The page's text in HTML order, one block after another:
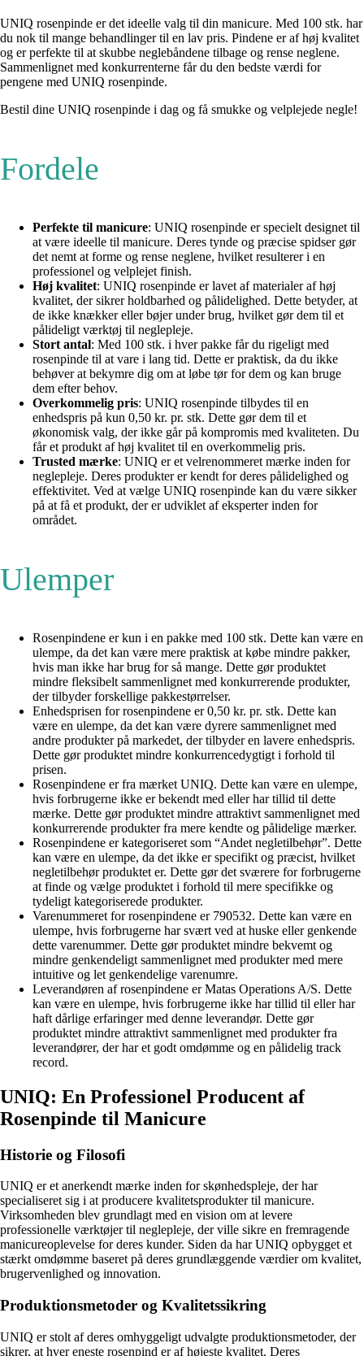
UNIQ rosenpinde er det ideelle valg til din manicure. Med 100 stk. har
du nok til mange behandlinger til en lav pris. Pindene er af høj kvalitet
og er perfekte til at skubbe neglebåndene tilbage og rense neglene.
Sammenlignet med konkurrenterne får du den bedste værdi for
pengene med UNIQ rosenpinde.
Bestil dine UNIQ rosenpinde i dag og få smukke og velplejede negle!
Fordele
Perfekte til manicure: UNIQ rosenpinde er specielt designet til
at være ideelle til manicure. Deres tynde og præcise spidser gør
det nemt at forme og rense neglene, hvilket resulterer i en
professionel og velplejet finish.
Høj kvalitet: UNIQ rosenpinde er lavet af materialer af høj
kvalitet, der sikrer holdbarhed og pålidelighed. Dette betyder, at
de ikke knækker eller bøjer under brug, hvilket gør dem til et
pålideligt værktøj til neglepleje.
Stort antal: Med 100 stk. i hver pakke får du rigeligt med
rosenpinde til at vare i lang tid. Dette er praktisk, da du ikke
behøver at bekymre dig om at løbe tør for dem og kan bruge
dem efter behov.
Overkommelig pris: UNIQ rosenpinde tilbydes til en
enhedspris på kun 0,50 kr. pr. stk. Dette gør dem til et
økonomisk valg, der ikke går på kompromis med kvaliteten. Du
får et produkt af høj kvalitet til en overkommelig pris.
Trusted mærke: UNIQ er et velrenommeret mærke inden for
neglepleje. Deres produkter er kendt for deres pålidelighed og
effektivitet. Ved at vælge UNIQ rosenpinde kan du være sikker
på at få et produkt, der er udviklet af eksperter inden for
området.
Ulemper
Rosenpindene er kun i en pakke med 100 stk. Dette kan være en
ulempe, da det kan være mere praktisk at købe mindre pakker,
hvis man ikke har brug for så mange. Dette gør produktet
mindre fleksibelt sammenlignet med konkurrerende produkter,
der tilbyder forskellige pakkestørrelser.
Enhedsprisen for rosenpindene er 0,50 kr. pr. stk. Dette kan
være en ulempe, da det kan være dyrere sammenlignet med
andre produkter på markedet, der tilbyder en lavere enhedspris.
Dette gør produktet mindre konkurrencedygtigt i forhold til
prisen.
Rosenpindene er fra mærket UNIQ. Dette kan være en ulempe,
hvis forbrugerne ikke er bekendt med eller har tillid til dette
mærke. Dette gør produktet mindre attraktivt sammenlignet med
konkurrerende produkter fra mere kendte og pålidelige mærker.
Rosenpindene er kategoriseret som “Andet negletilbehør”. Dette
kan være en ulempe, da det ikke er specifikt og præcist, hvilket
negletilbehør produktet er. Dette gør det sværere for forbrugerne
at finde og vælge produktet i forhold til mere specifikke og
tydeligt kategoriserede produkter.
Varenummeret for rosenpindene er 790532. Dette kan være en
ulempe, hvis forbrugerne har svært ved at huske eller genkende
dette varenummer. Dette gør produktet mindre bekvemt og
mindre genkendeligt sammenlignet med produkter med mere
intuitive og let genkendelige varenumre.
Leverandøren af rosenpindene er Matas Operations A/S. Dette
kan være en ulempe, hvis forbrugerne ikke har tillid til eller har
haft dårlige erfaringer med denne leverandør. Dette gør
produktet mindre attraktivt sammenlignet med produkter fra
leverandører, der har et godt omdømme og en pålidelig track
record.
UNIQ: En Professionel Producent af
Rosenpinde til Manicure
Historie og Filosofi
UNIQ er et anerkendt mærke inden for skønhedspleje, der har
specialiseret sig i at producere kvalitetsprodukter til manicure.
Virksomheden blev grundlagt med en vision om at levere
professionelle værktøjer til neglepleje, der ville sikre en fremragende
manicureoplevelse for deres kunder. Siden da har UNIQ opbygget et
stærkt omdømme baseret på deres grundlæggende værdier om kvalitet,
brugervenlighed og innovation.
Produktionsmetoder og Kvalitetssikring
UNIQ er stolt af deres omhyggeligt udvalgte produktionsmetoder, der
sikrer, at hver eneste rosenpind er af højeste kvalitet. Deres